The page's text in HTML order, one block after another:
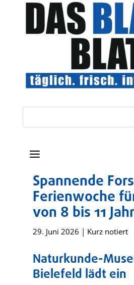
a
Spannende
Ferienwoche
von 8 bis 11
29. Juni 2026 | Kurz notiert
Naturkunde-
Bielefeld lädt ein